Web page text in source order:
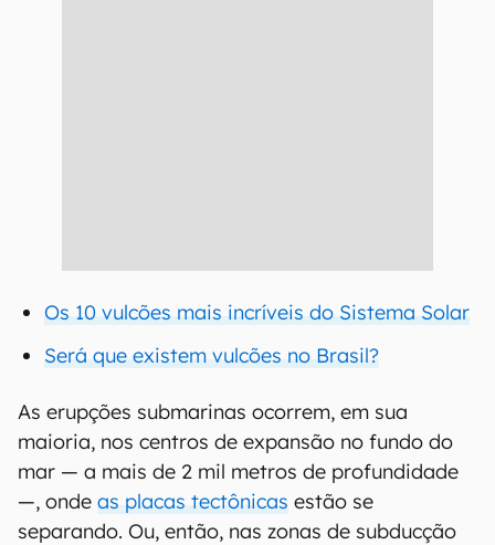
Os 10 vulcões mais incríveis do Sistema Solar
Será que existem vulcões no Brasil?
As erupções submarinas ocorrem, em sua
maioria, nos centros de expansão no fundo do
mar — a mais de 2 mil metros de profundidade
—, onde as placas tectônicas estão se
separando. Ou, então, nas zonas de subducção